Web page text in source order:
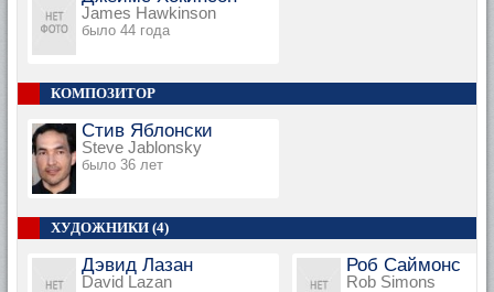
James Hawkinson
было 44 года
КОМПОЗИТОР
Стив Яблонски
Steve Jablonsky
было 36 лет
ХУДОЖНИКИ (4)
Дэвид Лазан
David Lazan
Роб Саймонс
Rob Simons